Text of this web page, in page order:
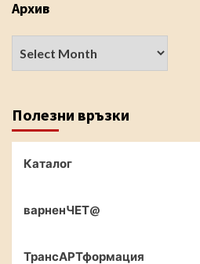
Архив
Полезни връзки
Каталог
варненЧЕТ@
ТрансАРТформация